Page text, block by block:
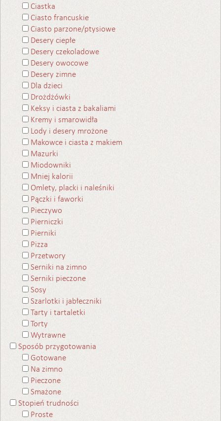
Ciastka
Ciasto francuskie
Ciasto parzone/ptysiowe
Desery ciepłe
Desery czekoladowe
Desery owocowe
Desery zimne
Dla dzieci
Drożdżówki
Keksy i ciasta z bakaliami
Kremy i smarowidła
Lody i desery mrożone
Makowce i ciasta z makiem
Mazurki
Miodowniki
Mniej kalorii
Omlety, placki i naleśniki
Pączki i faworki
Pieczywo
Pierniczki
Pierniki
Pizza
Przetwory
Serniki na zimno
Serniki pieczone
Sosy
Szarlotki i jabłeczniki
Tarty i tartaletki
Torty
Wytrawne
Sposób przygotowania
Gotowane
Na zimno
Pieczone
Smażone
Stopień trudności
Proste